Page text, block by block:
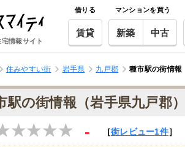
情報サイト
借りる
賃貸
マンションを買う
新築 中古
住みやすい街 岩手県 九戸郡 種市駅の街情報
駅の街情報（岩手県九戸郡）
- ［街レビュー1件］